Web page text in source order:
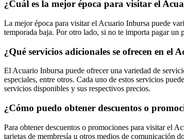
¿Cuál es la mejor época para visitar el
La mejor época para visitar el Acuario Inbursa puede
temporada baja. Por otro lado, si no te importa pagar un
¿Qué servicios adicionales se ofrecen en el
El Acuario Inbursa puede ofrecer una variedad de
especiales, entre otros. Cada uno de estos servicios
servicios disponibles y sus respectivos precios.
¿Cómo puedo obtener descuentos o
Para obtener descuentos o promociones para visitar el
tarjetas de membresía u otros medios de comunicación